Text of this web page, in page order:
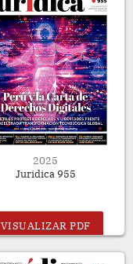
2025
Juridica 955
VISUALIZAR PDF